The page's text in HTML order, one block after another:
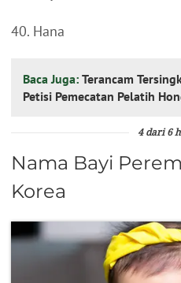
40. Hana
Baca Juga: Terancam
Petisi Pemecatan Pelatih
4 dari 6
Nama Bayi
Korea